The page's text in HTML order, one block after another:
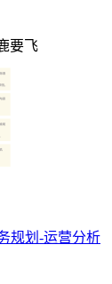
要飞
规划-运营分析